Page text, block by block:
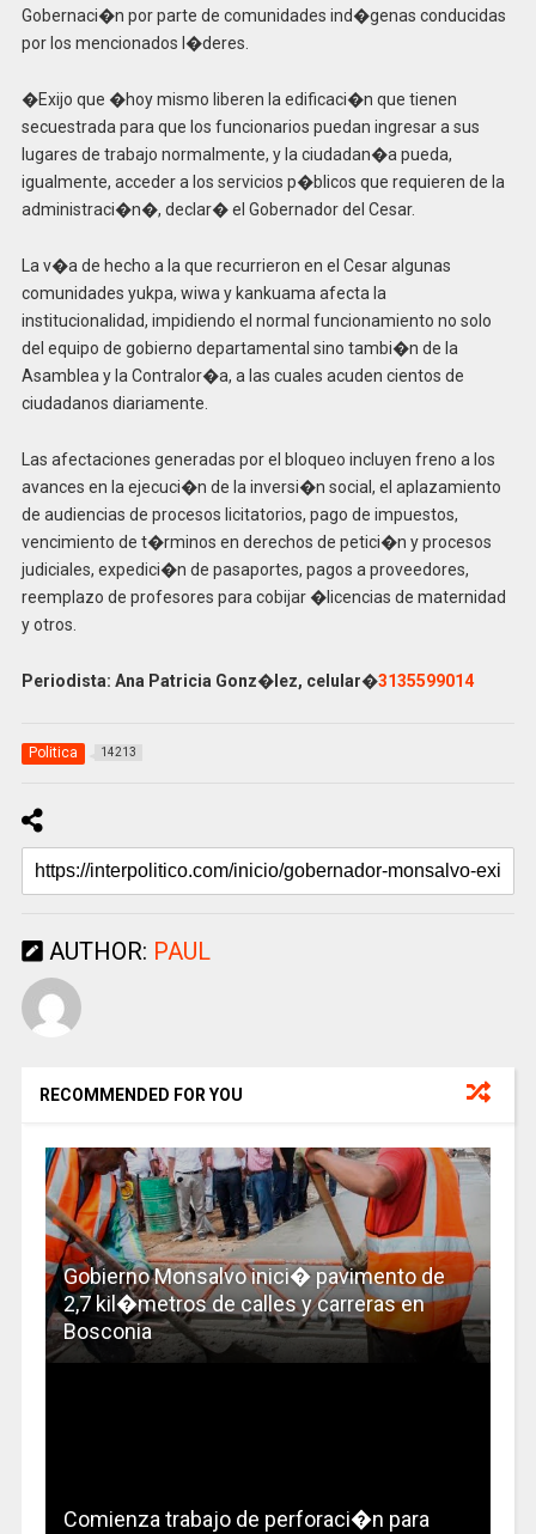
Gobernaci�n por parte de comunidades ind�genas conducidas
por los mencionados l�deres.
�Exijo que �hoy mismo liberen la edificaci�n que tienen
secuestrada para que los funcionarios puedan ingresar a sus
lugares de trabajo normalmente, y la ciudadan�a pueda,
igualmente, acceder a los servicios p�blicos que requieren de la
administraci�n�, declar� el Gobernador del Cesar.
La v�a de hecho a la que recurrieron en el Cesar algunas
comunidades yukpa, wiwa y kankuama afecta la
institucionalidad, impidiendo el normal funcionamiento no solo
del equipo de gobierno departamental sino tambi�n de la
Asamblea y la Contralor�a, a las cuales acuden cientos de
ciudadanos diariamente.
Las afectaciones generadas por el bloqueo incluyen freno a los
avances en la ejecuci�n de la inversi�n social, el aplazamiento
de audiencias de procesos licitatorios, pago de impuestos,
vencimiento de t�rminos en derechos de petici�n y procesos
judiciales, expedici�n de pasaportes, pagos a proveedores,
reemplazo de profesores para cobijar �licencias de maternidad
y otros.
Periodista: Ana Patricia Gonz�lez, celular�3135599014
Politica 14213
AUTHOR: PAUL
RECOMMENDED FOR YOU
Gobierno Monsalvo inici� pavimento de
2,7 kil�metros de calles y carreras en
Bosconia
Comienza trabajo de perforaci�n para